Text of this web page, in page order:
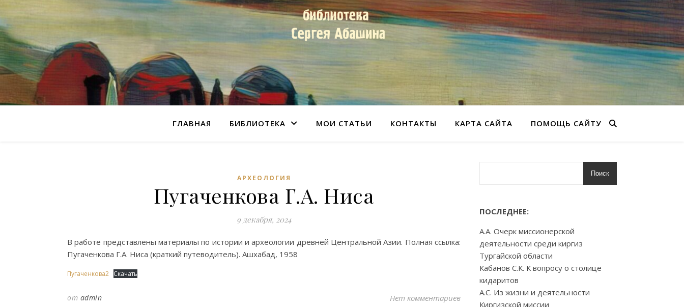
ГЛАВНАЯ БИБЛИОТЕКА МОИ СТАТЬИ КОНТАКТЫ КАРТА САЙТА ПОМОЩЬ САЙТУ
АРХЕОЛОГИЯ
Пугаченкова Г.А. Ниса
9 декабря, 2024
В работе представлены материалы по истории и археологии древней Центральной Азии. Полная ссылка:
Пугаченкова Г.А. Ниса (краткий путеводитель). Ашхабад, 1958
Пугаченкова2 Скачать
от admin Нет комментариев
Поиск
ПОСЛЕДНЕЕ:
А.А. Очерк миссионерской
деятельности среди киргиз
Тургайской области
Кабанов С.К. К вопросу о столице
кидаритов
А.С. Из жизни и деятельности
Киргизской миссии